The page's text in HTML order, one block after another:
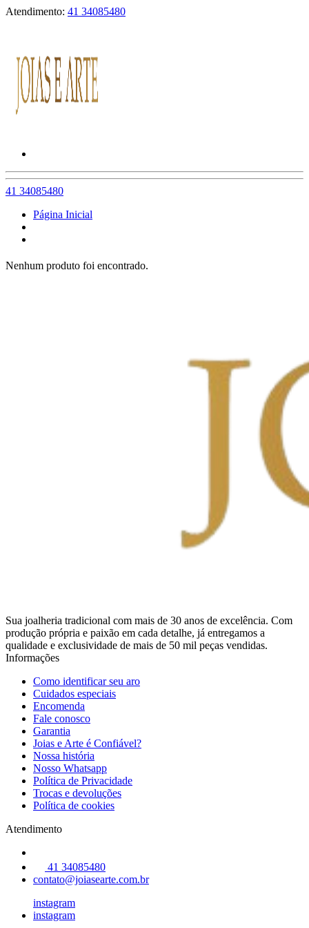
Atendimento: 41 34085480
41 34085480
Página Inicial
Nenhum produto foi encontrado.
Sua joalheria tradicional com mais de 30 anos de excelência. Com
produção própria e paixão em cada detalhe, já entregamos a
qualidade e exclusividade de mais de 50 mil peças vendidas.
Informações
Como identificar seu aro
Cuidados especiais
Encomenda
Fale conosco
Garantia
Joias e Arte é Confiável?
Nossa história
Nosso Whatsapp
Política de Privacidade
Trocas e devoluções
Política de cookies
Atendimento
41 34085480
contato@joiasearte.com.br
instagram
instagram